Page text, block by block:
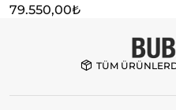
79.550,00₺
TÜM